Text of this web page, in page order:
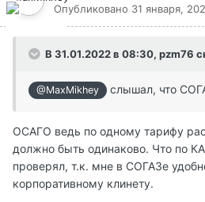
Опубликовано 31 января,
В 31.01.2022 в 08:30, pzm76
@MaxMikhey слышал, что
ОСАГО ведь по одному тарифу
должно быть одинаково. Что по
проверял, т.к. мне в СОГАЗе
корпоративному клинету.